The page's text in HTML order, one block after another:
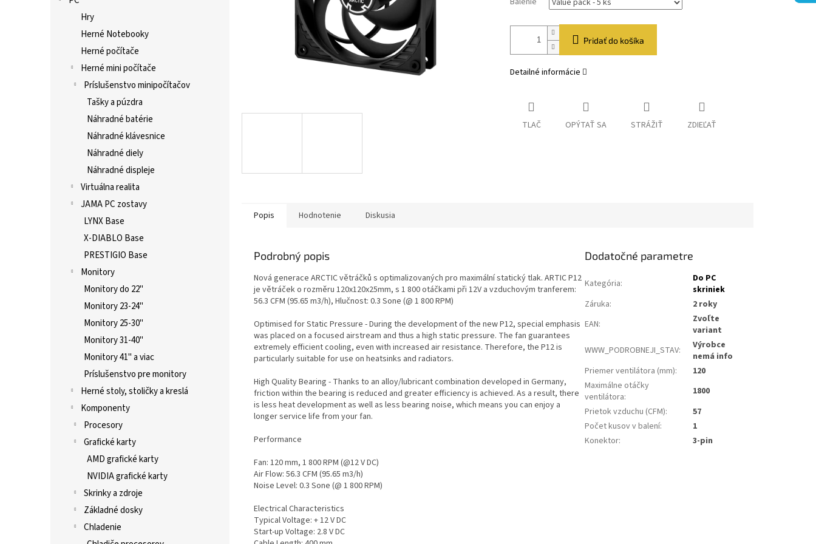
Hry
Herné Notebooky
Herné počítače
Herné mini počítače
Príslušenstvo minipočítačov
Tašky a púzdra
Náhradné batérie
Náhradné klávesnice
Náhradné diely
Náhradné displeje
Virtuálna realita
JAMA PC zostavy
LYNX Base
X-DIABLO Base
PRESTIGIO Base
Monitory
Monitory do 22"
Monitory 23-24"
Monitory 25-30"
Monitory 31-40"
Monitory 41" a viac
Príslušenstvo pre monitory
Herné stoly, stoličky a kreslá
Komponenty
Procesory
Grafické karty
AMD grafické karty
NVIDIA grafické karty
Skrinky a zdroje
Základné dosky
Chladenie
Pridať do košíka
Detailné informácie
TLAČ OPÝTAŤ SA STRÁŽIŤ ZDIEĽAŤ
Popis Hodnotenie Diskusia
Podrobný popis
Nová generace ARCTIC větráčků s optimalizovaných pro maximální statický tlak. ARTIC P12
je větráček o rozměru 120x120x25mm, s 1 800 otáčkami při 12V a vzduchovým tranferem:
56.3 CFM (95.65 m3/h), Hlučnost: 0.3 Sone (@ 1 800 RPM)
Optimised for Static Pressure - During the development of the new P12, special emphasis
was placed on a focused airstream and thus a high static pressure. The fan guarantees
extremely efficient cooling, even with increased air resistance. Therefore, the P12 is
particularly suitable for use on heatsinks and radiators.
High Quality Bearing - Thanks to an alloy/lubricant combination developed in Germany,
friction within the bearing is reduced and greater efficiency is achieved. As a result, there
is less heat development as well as less bearing noise, which means you can enjoy a
longer service life from your fan.
Performance
Fan: 120 mm, 1 800 RPM (@12 V DC)
Air Flow: 56.3 CFM (95.65 m3/h)
Noise Level: 0.3 Sone (@ 1 800 RPM)
Electrical Characteristics
Typical Voltage: + 12 V DC
Start-up Voltage: 2.8 V DC
Dodatočné parametre
Kategória:
Do PC
skriniek
Záruka:
2 roky
EAN:
Zvoľte
variant
WWW_PODROBNEJI_STAV:
Výrobce
nemá info
Priemer ventilátora (mm):
120
Maximálne otáčky
ventilátora:
1800
Prietok vzduchu (CFM):
57
Počet kusov v balení:
1
Konektor: 3-pin